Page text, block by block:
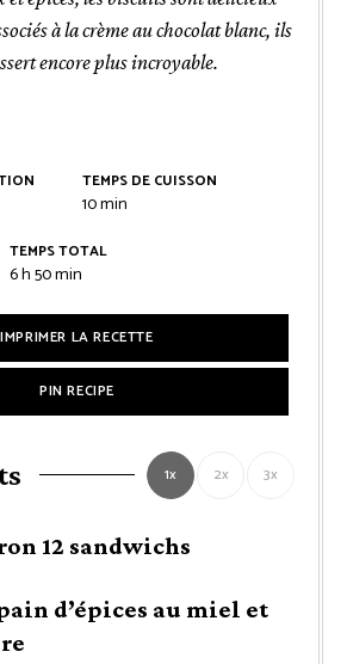
à la crème au chocolat blanc, ils
encore plus incroyable.
TEMPS DE CUISSON
10minutes
min
TEMPS TOTAL
6heures
h50minutes
min
IMPRIMER LA RECETTE
PIN RECIPE
1x 2x 3x
12 sandwichs
d’épices au miel et